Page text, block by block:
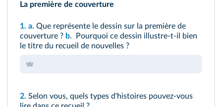
La première de couverture
1. a. Que représente le dessin sur la première de
couverture ? b.
Pourquoi ce dessin illustre-t-il bien
le titre du recueil de nouvelles ?
2. Selon vous, quels types d'histoires pouvez‑vous